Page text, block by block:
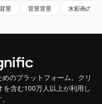
景 背景背景 水彩画の背
のプラットフォーム。クリ
含む100万人以上が利用し